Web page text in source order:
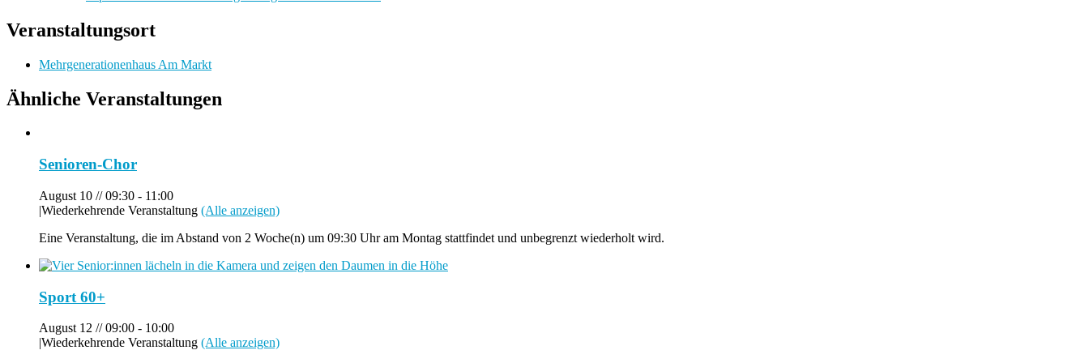
Veranstaltungsort
Mehrgenerationenhaus Am Markt
Ähnliche Veranstaltungen
Senioren-Chor
August 10 // 09:30 - 11:00
|Wiederkehrende Veranstaltung (Alle anzeigen)
Eine Veranstaltung, die im Abstand von 2 Woche(n) um 09:30 Uhr am Montag stattfindet und unbegrenzt wiederholt wird.
Sport 60+
August 12 // 09:00 - 10:00
|Wiederkehrende Veranstaltung (Alle anzeigen)